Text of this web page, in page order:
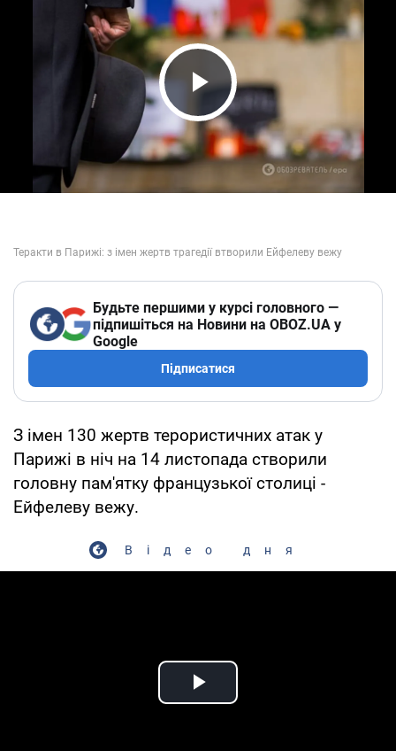
Play Video
Будьте першими у курсі головного —
підпишіться на Новини на OBOZ.UA у
Google
Підписатися
З імен 130 жертв терористичних атак у
Парижі в ніч на 14 листопада створили
головну пам'ятку французької столиці -
Ейфелеву вежу.
Відео дня
Play Video